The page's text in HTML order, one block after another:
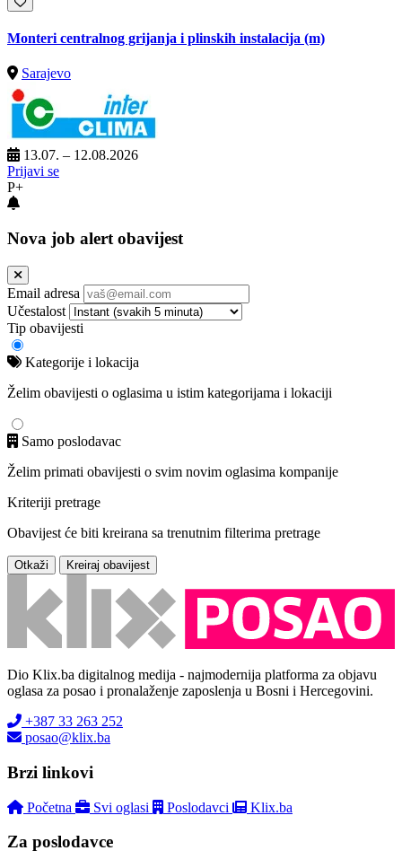
Monteri centralnog grijanja i plinskih instalacija (m)
Sarajevo
13.07. – 12.08.2026
Prijavi se
P+
Nova job alert obavijest
Email adresa
Učestalost
Tip obavijesti
Kategorije i lokacija
Želim obavijesti o oglasima u istim kategorijama i lokaciji
Samo poslodavac
Želim primati obavijesti o svim novim oglasima kompanije
Kriteriji pretrage
Obavijest će biti kreirana sa trenutnim filterima pretrage
Otkaži Kreiraj obavijest
Dio Klix.ba digitalnog medija - najmodernija platforma za objavu
oglasa za posao i pronalaženje zaposlenja u Bosni i Hercegovini.
+387 33 263 252
posao@klix.ba
Brzi linkovi
Početna Svi oglasi Poslodavci Klix.ba
Za poslodavce